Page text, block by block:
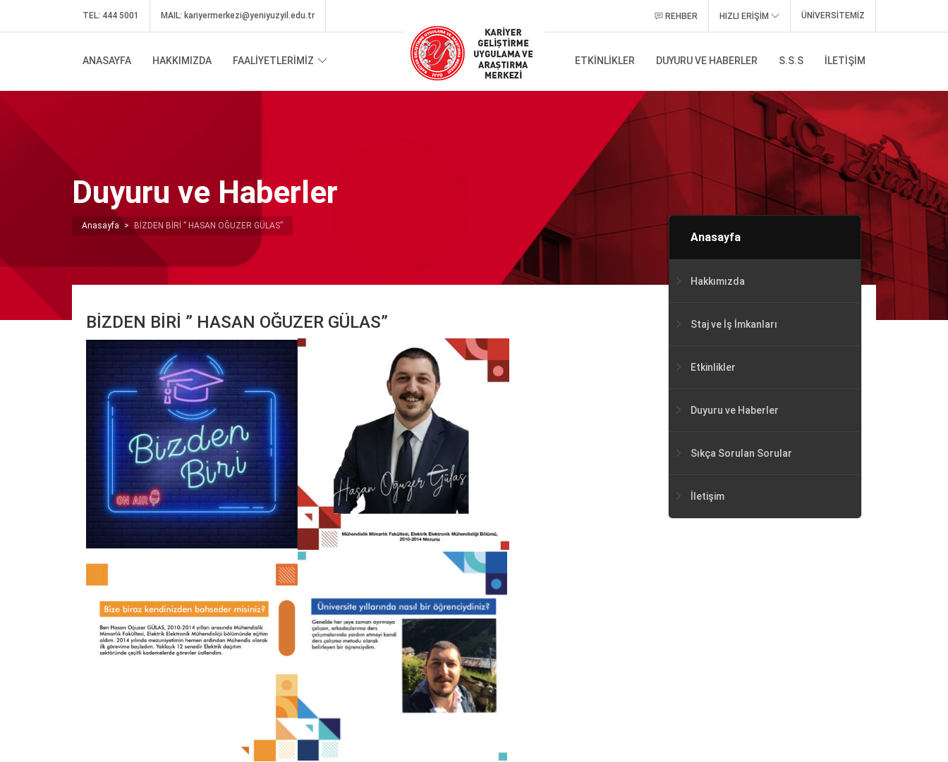
TEL: 444 5001 MAIL: kariyermerkezi@yeniyuzyil.edu.tr REHBER HIZLI ERİŞİM ÜNİVERSİTEMİZ
ANASAYFA HAKKIMIZDA FAALIYETLERIMIZ ETKINLIKLER DUYURU VE HABERLER S.S.S İLETIŞIM
Duyuru ve Haberler
Anasayfa > BİZDEN BİRİ ” HASAN OĞUZER GÜLAS”
BİZDEN BİRİ ” HASAN OĞUZER GÜLAS”
Anasayfa
Hakkımızda
Staj ve İş İmkanları
Etkinlikler
Duyuru ve Haberler
Sıkça Sorulan Sorular
İletişim